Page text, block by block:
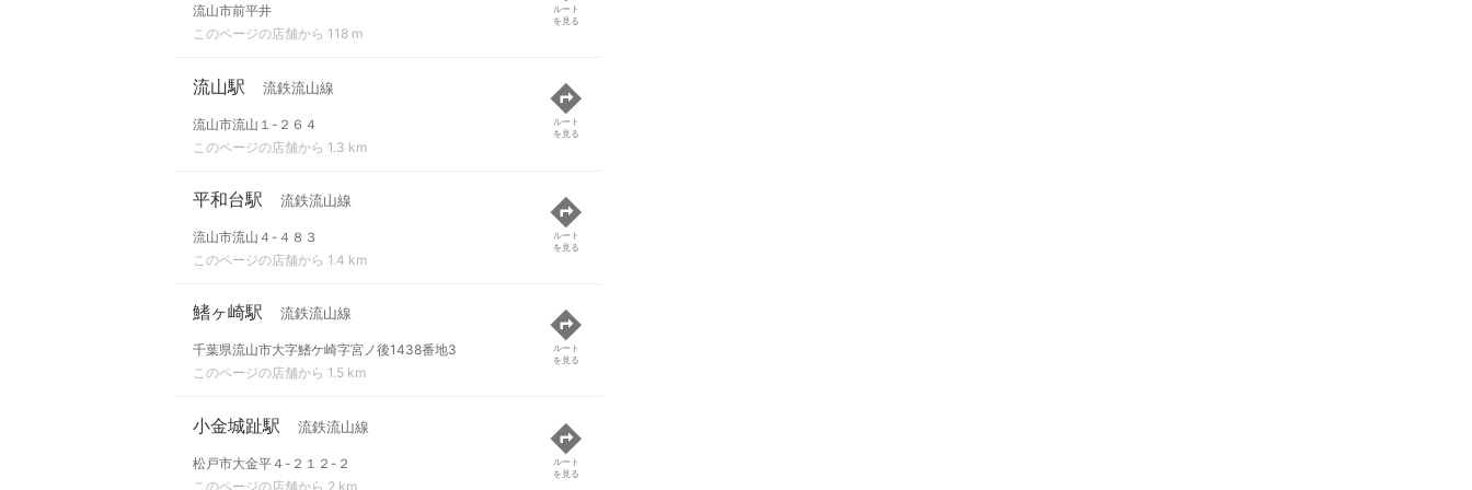
流山市前平井
このページの店舗から 118 m
ルート
を見る
流山駅 流鉄流山線
流山市流山１-２６４
このページの店舗から 1.3 km
ルート
を見る
平和台駅 流鉄流山線
流山市流山４-４８３
このページの店舗から 1.4 km
ルート
を見る
鰭ヶ崎駅 流鉄流山線
千葉県流山市大字鰭ケ崎字宮ノ後1438番地3
このページの店舗から 1.5 km
ルート
を見る
小金城趾駅 流鉄流山線
松戸市大金平４-２１２-２
このページの店舗から 2 km
ルート
を見る